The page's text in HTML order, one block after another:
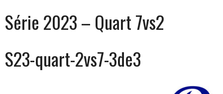
Série 2023 – Quart 7vs2
S23-quart-2vs7-3de3